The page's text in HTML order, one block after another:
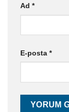
Ad *
E-posta *